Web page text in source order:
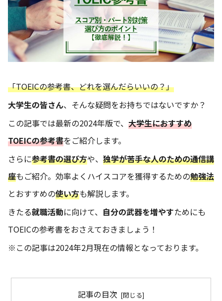
「TOEICの参考書、どれを選んだらいいの？」
大学生の皆さん、そんな疑問をお持ちではないですか？
この記事では最新の2024年版で、 大学生におすすめ
TOEICの参考書をご紹介します。
さらに参考書の選び方や、 独学が苦手な人のための通信講
座もご紹介。効率よくハイスコアを獲得するための勉強法
とおすすめの使い方も解説します。
きたる就職活動に向けて、 自分の武器を増やすためにも
TOEICの参考書をおさえておきましょう！
※この記事は2024年2月現在の情報となっております。
記事の目次